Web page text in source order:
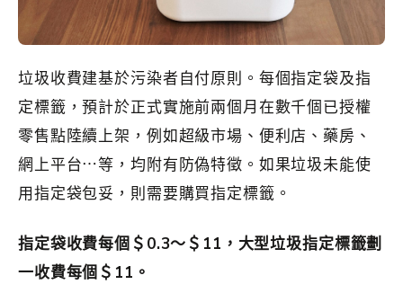
垃圾收費建基於污染者自付原則。每個指定袋及指
定標籤，預計於正式實施前兩個月在數千個已授權
零售點陸續上架，例如超級市場、便利店、藥房、
網上平台⋯等，均附有防偽特徵。如果垃圾未能使
用指定袋包妥，則需要購買指定標籤。
指定袋收費每個＄0.3～＄11，大型垃圾指定標籤劃
一收費每個＄11。